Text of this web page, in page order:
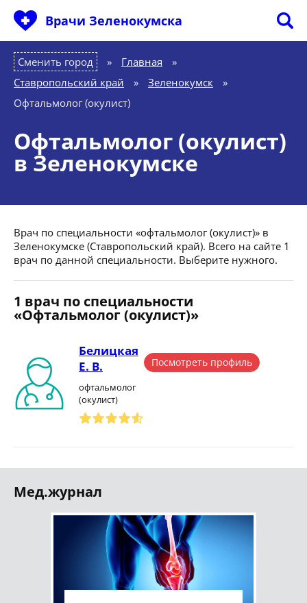
Врачи Зеленокумска
Сменить город Главная
»
Ставропольский край
» Зеленокумск
»
Офтальмолог (окулист)
Офтальмолог (окулист)
в Зеленокумске
Врач по специальности «офтальмолог (окулист)» в
Зеленокумске (Ставропольский край). Всего на сайте 1
врач по данной специальности. Выберите нужного.
1 врач по специальности
«Офтальмолог (окулист)»
Белицкая
Е. В.
офтальмолог
(окулист)
Посмотреть профиль
Мед.журнал